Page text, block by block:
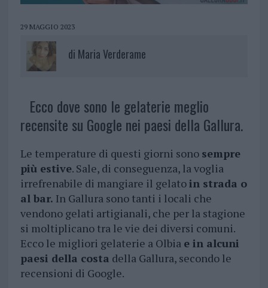
29 MAGGIO 2023
di Maria Verderame
Ecco dove sono le gelaterie meglio
recensite su Google nei paesi della Gallura.
Le temperature di questi giorni sono sempre
più estive. Sale, di conseguenza, la voglia
irrefrenabile di mangiare il gelatoin strada o
al bar. In Gallura sono tanti i locali che
vendono gelati artigianali, che per la stagione
si moltiplicano tra le vie dei diversi comuni.
Ecco le migliori gelaterie a Olbia e in alcuni
paesi della costa della Gallura, secondo le
recensioni di Google.